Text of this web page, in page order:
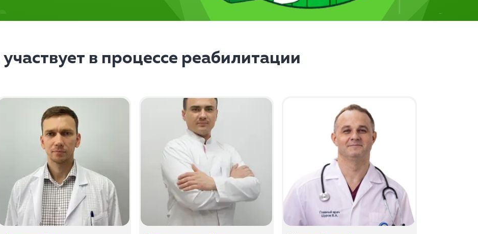
участвует в процессе реабилитации